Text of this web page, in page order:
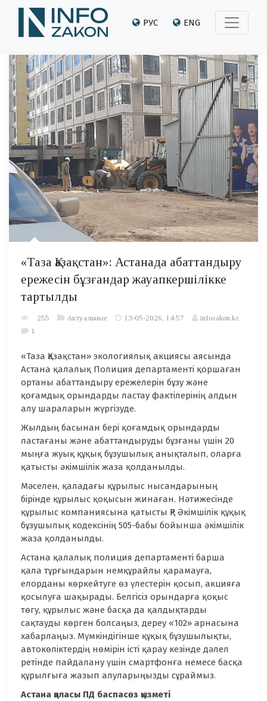
РУС ENG
«Таза Қазақстан»: Астанада абаттандыру
ережесін бұзғандар жауапкершілікке
тартылды
255 Актуальные 13-05-2026, 14:57
infozakon.kz
1
«Таза Қазақстан» экологиялық акциясы аясында
Астана қалалық Полиция департаменті қоршаған
ортаны абаттандыру ережелерін бұзу және
қоғамдық орындарды ластау фактілерінің алдын
алу шараларын жүргізуде.
Жылдың басынан бері қоғамдық орындарды
ластағаны және абаттандыруды бұзғаны үшін 20
мыңға жуық құқық бұзушылық анықталып, оларға
қатысты әкімшілік жаза қолданылды.
Мәселен, қаладағы құрылыс нысандарының
бірінде құрылыс қоқысын жинаған. Нәтижесінде
құрылыс компаниясына қатысты ҚР Әкімшілік құқық
бұзушылық кодексінің 505-бабы бойынша әкімшілік
жаза қолданылды.
Астана қалалық полиция департаменті барша
қала тұрғындарын немқұрайлы қарамауға,
елорданы көркейтуге өз үлестерін қосып, акцияға
қосылуға шақырады. Белгісіз орындарға қоқыс
төгу, құрылыс және басқа да қалдықтарды
сақтауды көрген болсаңыз, дереу «102» арнасына
хабарлаңыз. Мүмкіндігінше құқық бұзушылықты,
автокөліктердің нөмірін істі қарау кезінде дәлел
ретінде пайдалану үшін смартфонға немесе басқа
құрылғыға жазып алуларыңызды сұраймыз.
Астана қаласы ПД баспасөз қызметі